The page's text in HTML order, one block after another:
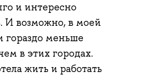
и интересно
И возможно, в моей
меньше
в этих городах.
жить и работать